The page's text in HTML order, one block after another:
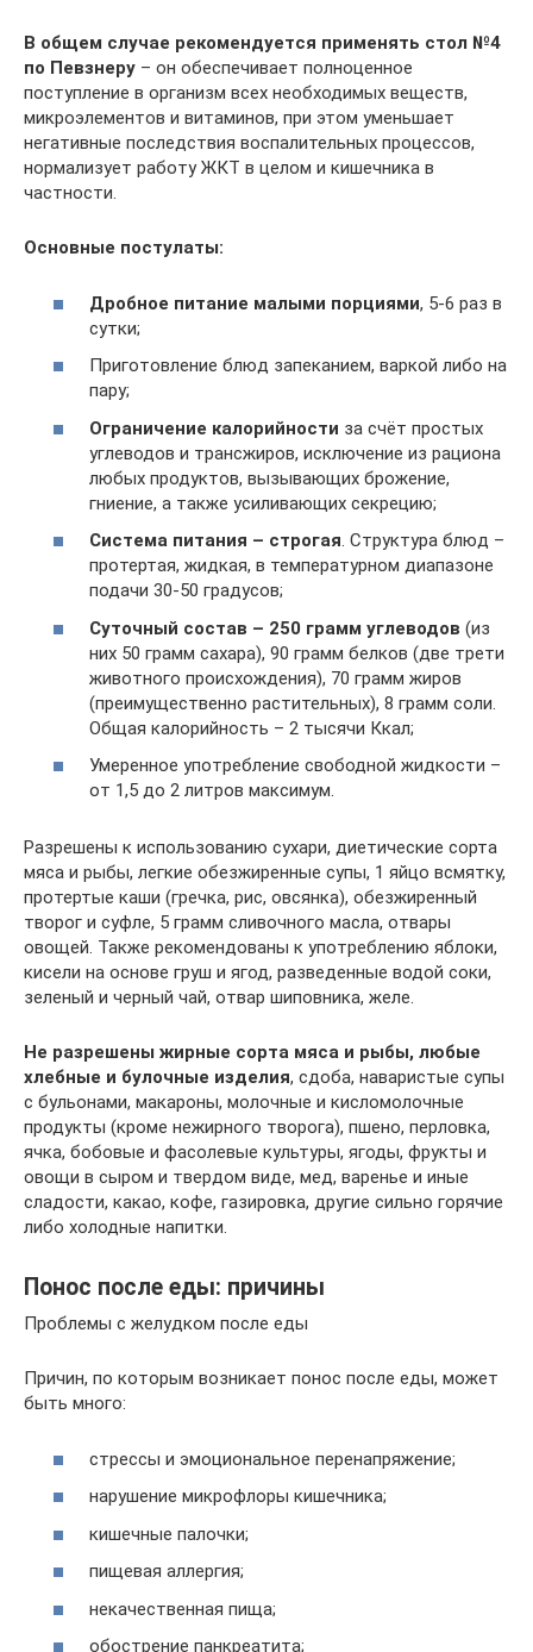
В общем случае рекомендуется применять стол №4
по Певзнеру – он обеспечивает полноценное
поступление в организм всех необходимых веществ,
микроэлементов и витаминов, при этом уменьшает
негативные последствия воспалительных процессов,
нормализует работу ЖКТ в целом и кишечника в
частности.
Основные постулаты:
Дробное питание малыми порциями, 5-6 раз в
сутки;
Приготовление блюд запеканием, варкой либо на
пару;
Ограничение калорийности за счёт простых
углеводов и трансжиров, исключение из рациона
любых продуктов, вызывающих брожение,
гниение, а также усиливающих секрецию;
Система питания – строгая. Структура блюд –
протертая, жидкая, в температурном диапазоне
подачи 30-50 градусов;
Суточный состав – 250 грамм углеводов (из
них 50 грамм сахара), 90 грамм белков (две трети
животного происхождения), 70 грамм жиров
(преимущественно растительных), 8 грамм соли.
Общая калорийность – 2 тысячи Ккал;
Умеренное употребление свободной жидкости –
от 1,5 до 2 литров максимум.
Разрешены к использованию сухари, диетические сорта
мяса и рыбы, легкие обезжиренные супы, 1 яйцо всмятку,
протертые каши (гречка, рис, овсянка), обезжиренный
творог и суфле, 5 грамм сливочного масла, отвары
овощей. Также рекомендованы к употреблению яблоки,
кисели на основе груш и ягод, разведенные водой соки,
зеленый и черный чай, отвар шиповника, желе.
Не разрешены жирные сорта мяса и рыбы, любые
хлебные и булочные изделия, сдоба, наваристые супы
с бульонами, макароны, молочные и кисломолочные
продукты (кроме нежирного творога), пшено, перловка,
ячка, бобовые и фасолевые культуры, ягоды, фрукты и
овощи в сыром и твердом виде, мед, варенье и иные
сладости, какао, кофе, газировка, другие сильно горячие
либо холодные напитки.
Понос после еды: причины
Проблемы с желудком после еды
Причин, по которым возникает понос после еды, может
быть много:
стрессы и эмоциональное перенапряжение;
нарушение микрофлоры кишечника;
кишечные палочки;
пищевая аллергия;
некачественная пища;
обострение панкреатита;